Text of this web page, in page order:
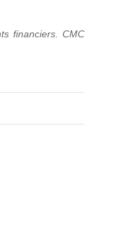
financiers. CMC